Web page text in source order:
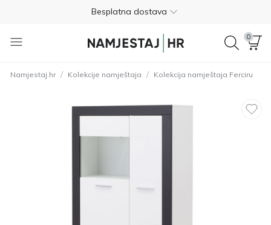
Besplatna dostava
Nije potrebno plaćanje unaprijed
01 8000 383
4.8
0
Namjestaj.hr / Kolekcije namještaja / Kolekcija namještaja Ferciru